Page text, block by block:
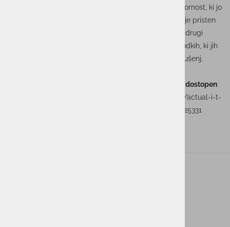
kritične infrastrukture, kar je priznanje in velika odgovornost, ki jo
čutimo vsi zaposleni. Dodatna prednost, ki jo gojimo, je pristen
odnos s strankami. Veseli smo, da so naše stranke in drugi
poslovni partnerji prepoznali našo vlogo tudi na dogodkih, ki jih
organiziramo za izmenjavo mnenj, znanj in prenos izkušenj.
Intervju je bil objavljen v reviji Finance Manager in je dostopen
https://www.finance.si/ikt/actual-i-t-
en-partner-ne-glede-na-kompleksnost-resitve/a/9025331